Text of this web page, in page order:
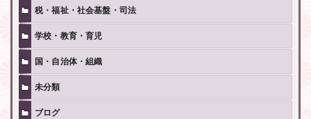
税・福祉・社会基盤・司法
学校・教育・育児
国・自治体・組織
未分類
ブログ